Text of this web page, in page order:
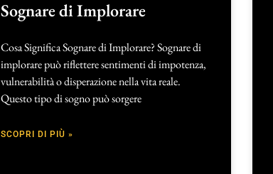
Sognare di Implorare
Cosa Significa Sognare di Implorare? Sognare di
implorare può riflettere sentimenti di impotenza,
vulnerabilità o disperazione nella vita reale.
Questo tipo di sogno può sorgere
SCOPRI DI PIÙ »